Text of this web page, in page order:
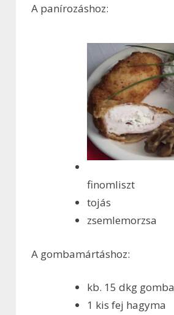
A panírozáshoz:
finomliszt
tojás
zsemlemorzsa
A gombamártáshoz:
kb. 15 dkg gomba
1 kis fej hagyma